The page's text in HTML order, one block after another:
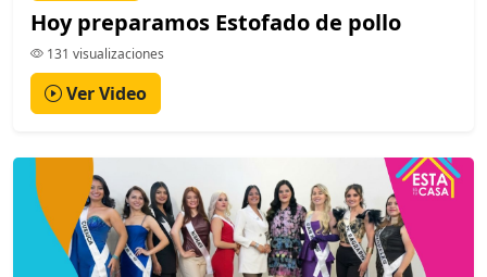
Hoy preparamos Estofado de pollo
131 visualizaciones
Ver Video